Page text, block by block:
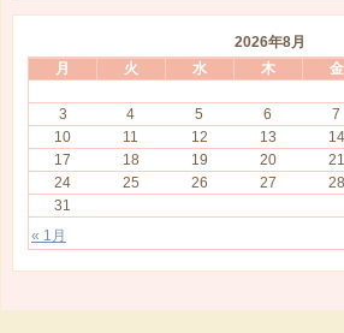
2026年8月
月
火 水 木 金
« 1月
3
4 5 6 7
10
11 12 13 14
17
18 19 20 21
24
25 26 27 28
31